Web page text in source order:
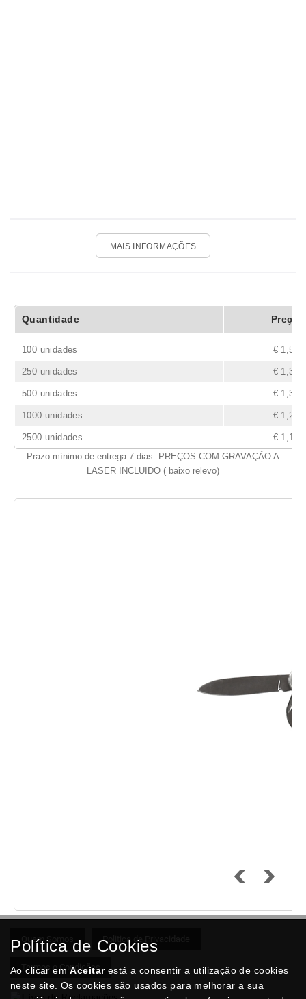
MAIS INFORMAÇÕES
Quantidade Preço
100 unidades € 1,59
250 unidades € 1,35
500 unidades € 1,30
1000 unidades € 1,20
2500 unidades
€ 1,15
Prazo mínimo de entrega 7 dias. PREÇOS COM GRAVAÇÃO A
LASER INCLUIDO ( baixo relevo)
Quem Somos Politica de Privacidade
Termos e Condições
Política de Cookies
Ao clicar emAceitarestá a consentir a utilização de cookies
neste site. Os cookies são usados para melhorar a sua